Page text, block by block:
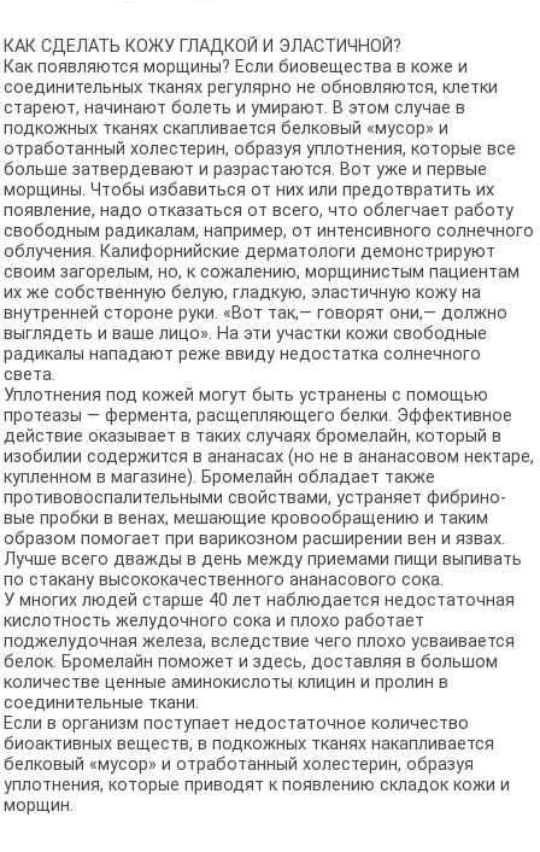
КАК СДЕЛАТЬ КОЖУ ГЛАДКОЙ И ЭЛАСТИЧНОЙ?
Как появляются морщины? Если биовещества в коже и
соединительных тканях регулярно не обновляются, клетки
стареют, начинают болеть и умирают. В этом случае в
подкожных тканях скапливается белковый «мусор» и
отработанный холестерин, образуя уплотнения, которые все
больше затвердевают и разрастаются. Вот уже и первые
морщины. Чтобы избавиться от них или предотвратить их
появление, надо отказаться от всего, что облегчает работу
свободным радикалам, например, от интенсивного солнечного
облучения. Калифорнийские дерматологи демонстрируют
своим загорелым, но, к сожалению, морщинистым пациентам
их же собственную белую, гладкую, эластичную кожу на
внутренней стороне руки. «Вот так,— говорят они,— должно
выглядеть и ваше лицо». На эти участки кожи свободные
радикалы нападают реже ввиду недостатка солнечного
света.
Уплотнения под кожей могут быть устранены с помощью
протеазы — фермента, расщепляющего белки. Эффективное
действие оказывает в таких случаях бромелайн, который в
изобилии содержится в ананасах (но не в ананасовом нектаре,
купленном в магазине). Бромелайн обладает также
противовоспалительными свойствами, устраняет фибрино-
вые пробки в венах, мешающие кровообращению и таким
образом помогает при варикозном расширении вен и язвах.
Лучше всего дважды в день между приемами пищи выпивать
по стакану высококачественного ананасового сока.
У многих людей старше 40 лет наблюдается недостаточная
кислотность желудочного сока и плохо работает
поджелудочная железа, вследствие чего плохо усваивается
белок. Бромелайн поможет и здесь, доставляя в большом
количестве ценные аминокислоты клицин и пролин в
соединительные ткани.
Если в организм поступает недостаточное количество
биоактивных веществ, в подкожных тканях накапливается
белковый «мусор» и отработанный холестерин, образуя
уплотнения, которые приводят к появлению складок кожи и
морщин.